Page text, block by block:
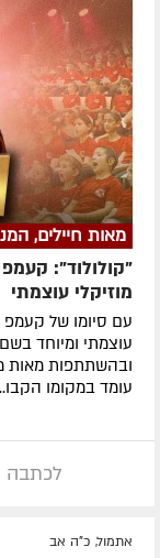
מאות חיילים,
"קולולוד":
מוזיקלי עוצמתי
עם סיומו של קעמפ
עוצמתי ומיוחד
ובהשתתפות מאות
עומד במקומו
לכתבה
אתמול, כ"ה אב